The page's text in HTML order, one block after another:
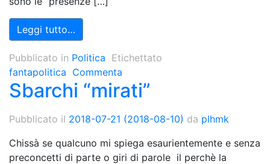
Leggi tutto…
Pubblicato in Politica Etichettato
fantapolitica Commenta
Sbarchi “mirati”
Pubblicato il 2018-07-21 (2018-08-10) da plhmk
Chissà se qualcuno mi spiega esaurientemente e senza
preconcetti di parte o giri di parole il perchè la